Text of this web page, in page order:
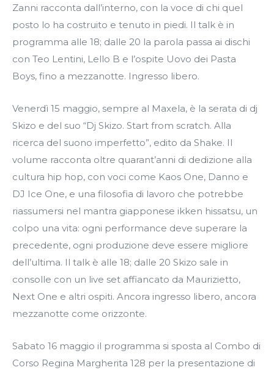
Zanni racconta dall’interno, con la voce di chi quel
posto lo ha costruito e tenuto in piedi. Il talk è in
programma alle 18; dalle 20 la parola passa ai dischi
con Teo Lentini, Lello B e l’ospite Uovo dei Pasta
Boys, fino a mezzanotte. Ingresso libero.
Venerdì 15 maggio, sempre al Maxela, è la serata di dj
Skizo e del suo “Dj Skizo. Start from scratch. Alla
ricerca del suono imperfetto”, edito da Shake. Il
volume racconta oltre quarant’anni di dedizione alla
cultura hip hop, con voci come Kaos One, Danno e
DJ Ice One, e una filosofia di lavoro che potrebbe
riassumersi nel mantra giapponese ikken hissatsu, un
colpo una vita: ogni performance deve superare la
precedente, ogni produzione deve essere migliore
dell’ultima. Il talk è alle 18; dalle 20 Skizo sale in
consolle con un live set affiancato da Maurizietto,
Next One e altri ospiti. Ancora ingresso libero, ancora
mezzanotte come orizzonte.
Sabato 16 maggio il programma si sposta al Combo di
Corso Regina Margherita 128 per la presentazione di